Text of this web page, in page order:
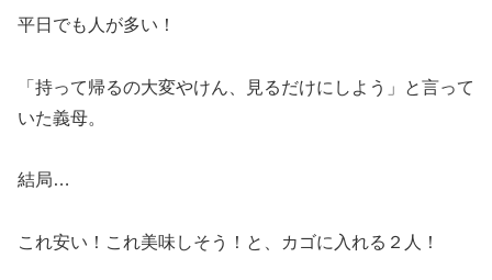
平日でも人が多い！
「持って帰るの大変やけん、見るだけにしよう」と言って
いた義母。
結局…
これ安い！これ美味しそう！と、カゴに入れる２人！